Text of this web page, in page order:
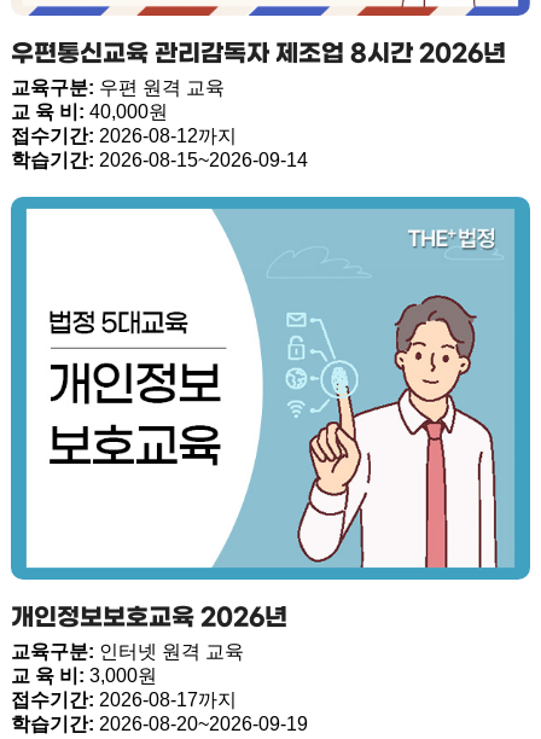
우편통신교육 관리감독자 제조업 8시간 2026년
교육구분: 우편 원격 교육
교 육 비: 40,000원
접수기간: 2026-08-12까지
학습기간: 2026-08-15~2026-09-14
개인정보보호교육 2026년
교육구분: 인터넷 원격 교육
교 육 비: 3,000원
접수기간: 2026-08-17까지
학습기간: 2026-08-20~2026-09-19